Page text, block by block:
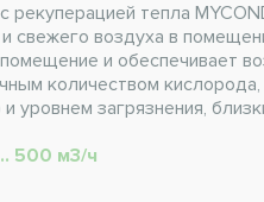
рекуперацией тепла
свежего воздуха в
и обеспечивает
количеством
уровнем загрязнения,
500 м3/ч